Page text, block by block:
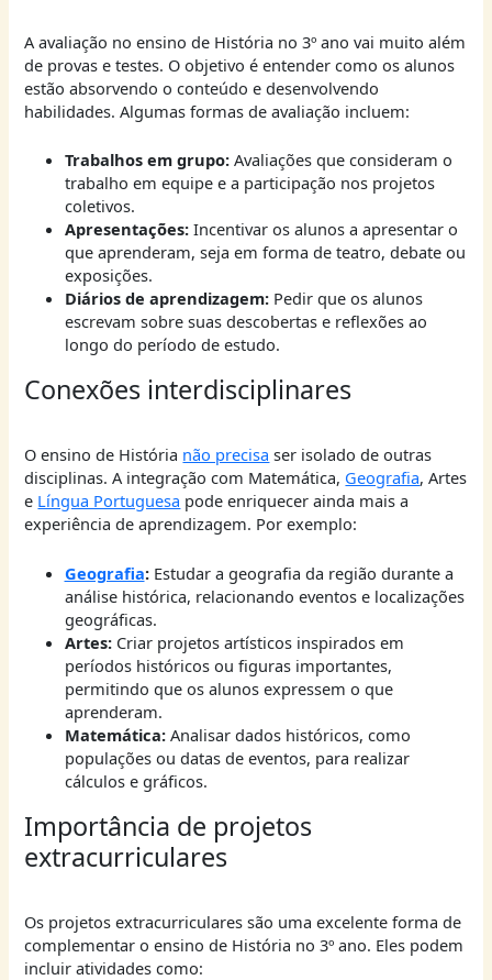
A avaliação no ensino de História no 3º ano vai muito além
de provas e testes. O objetivo é entender como os alunos
estão absorvendo o conteúdo e desenvolvendo
habilidades. Algumas formas de avaliação incluem:
Trabalhos em grupo:Avaliações que consideram o
trabalho em equipe e a participação nos projetos
coletivos.
Apresentações:Incentivar os alunos a apresentar o
que aprenderam, seja em forma de teatro, debate ou
exposições.
Diários de aprendizagem:Pedir que os alunos
escrevam sobre suas descobertas e reflexões ao
longo do período de estudo.
Conexões interdisciplinares
O ensino de História não precisa ser isolado de outras
disciplinas. A integração com Matemática, Geografia, Artes
e Língua Portuguesa pode enriquecer ainda mais a
experiência de aprendizagem. Por exemplo:
Geografia:Estudar a geografia da região durante a
análise histórica, relacionando eventos e localizações
geográficas.
Artes:Criar projetos artísticos inspirados em
períodos históricos ou figuras importantes,
permitindo que os alunos expressem o que
aprenderam.
Matemática:Analisar dados históricos, como
populações ou datas de eventos, para realizar
cálculos e gráficos.
Importância de projetos
extracurriculares
Os projetos extracurriculares são uma excelente forma de
complementar o ensino de História no 3º ano. Eles podem
incluir atividades como: